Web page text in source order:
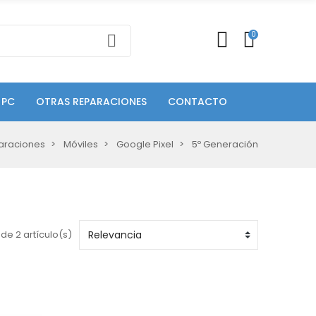
0
OTRAS REPARACIONES CONTACTO
Móviles Google Pixel 5º Generación
2 artículo(s)